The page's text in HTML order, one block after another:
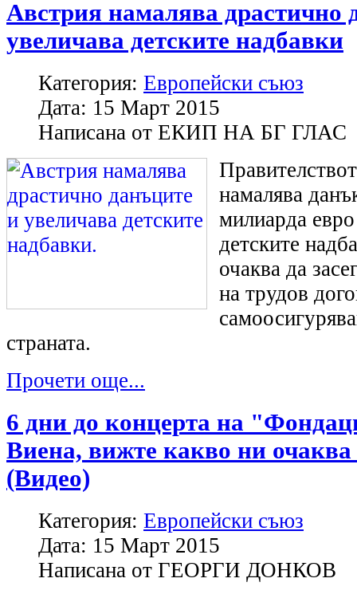
Австрия намалява драстично
увеличава детските надбавки
Категория: Европейски съюз
Дата: 15 Март 2015
Написана от ЕКИП НА БГ ГЛАС
намалява
милиарда
детските
очаква да
на трудов
страната.
Прочети още...
6 дни до концерта на
Виена, вижте какво ни
(Видео)
Категория: Европейски съюз
Дата: 15 Март 2015
Написана от ГЕОРГИ ДОНКОВ